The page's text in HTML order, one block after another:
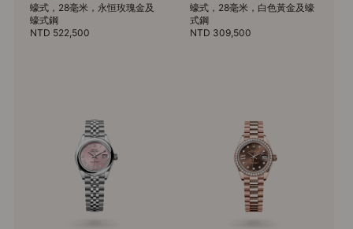
蠔式，28毫米，永恒玫瑰金及
蠔式鋼
NTD 522,500
蠔式，28毫米，白色黃金及蠔
式鋼
NTD 309,500